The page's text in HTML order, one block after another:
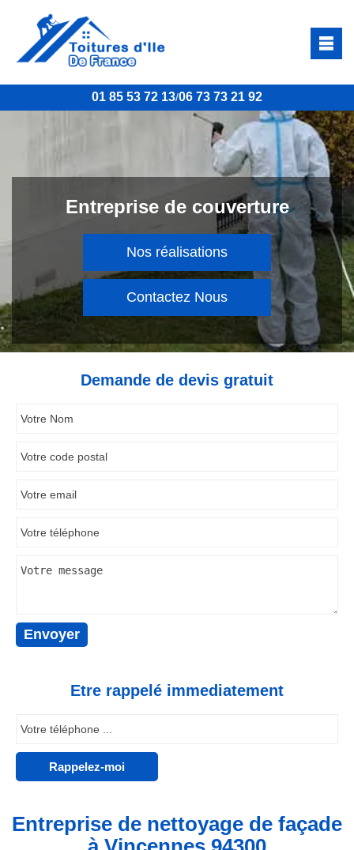
01 85 53 72 13/06 73 73 21 92
Entreprise de couverture
Nos réalisations
Contactez Nous
Demande de devis gratuit
Etre rappelé immediatement
Entreprise de nettoyage de façade